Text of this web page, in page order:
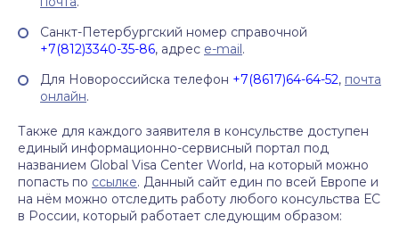
Санкт-Петербургский номер справочной
+7(812)3340-35-86, адрес e-mail.
Для Новороссийска телефон +7(8617)64-64-52, почта
онлайн.
Также для каждого заявителя в консульстве доступен
единый информационно-сервисный портал под
названием Global Visa Center World, на который можно
попасть по ссылке. Данный сайт един по всей Европе и
на нём можно отследить работу любого консульства ЕС
в России, который работает следующим образом: